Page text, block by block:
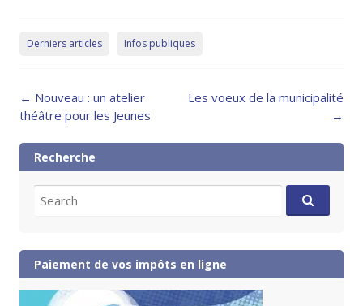
Derniers articles Infos publiques
Post
navigation
← Nouveau : un atelier
théâtre pour les Jeunes
Les voeux de la municipalité
→
Recherche
for:
Paiement de vos impôts en ligne